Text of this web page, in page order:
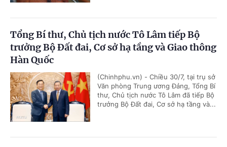
Tổng Bí thư, Chủ tịch nước Tô Lâm tiếp Bộ
trưởng Bộ Đất đai, Cơ sở hạ tầng và Giao thông
Hàn Quốc
(Chinhphu.vn) - Chiều 30/7, tại trụ sở
Văn phòng Trung ương Đảng, Tổng Bí
thư, Chủ tịch nước Tô Lâm đã tiếp Bộ
trưởng Bộ Đất đai, Cơ sở hạ tầng và...